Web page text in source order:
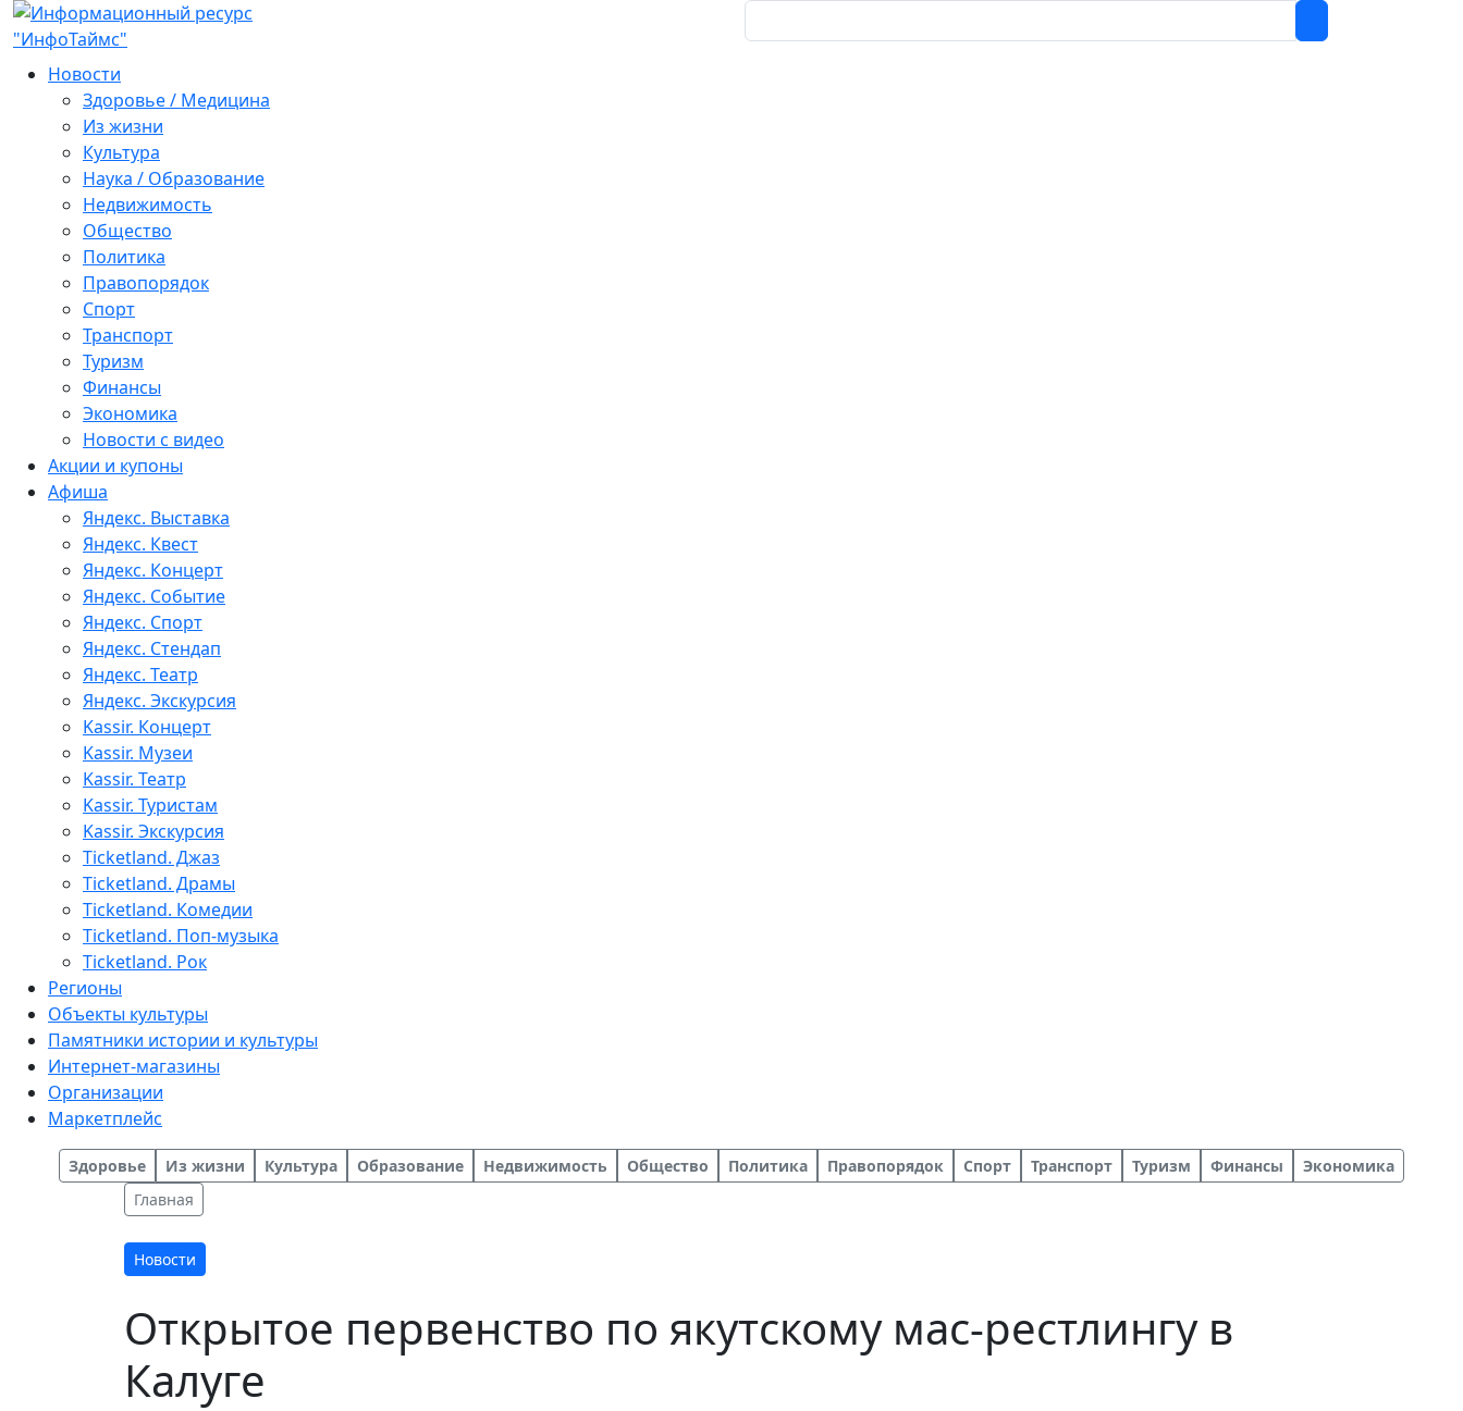
Новости
Здоровье / Медицина
Из жизни
Культура
Наука / Образование
Недвижимость
Общество
Политика
Правопорядок
Спорт
Транспорт
Туризм
Финансы
Экономика
Новости с видео
Акции и купоны
Афиша
Яндекс. Выставка
Яндекс. Квест
Яндекс. Концерт
Яндекс. Событие
Яндекс. Спорт
Яндекс. Стендап
Яндекс. Театр
Яндекс. Экскурсия
Kassir. Концерт
Kassir. Музеи
Kassir. Театр
Kassir. Туристам
Kassir. Экскурсия
Ticketland. Джаз
Ticketland. Драмы
Ticketland. Комедии
Ticketland. Поп-музыка
Ticketland. Рок
Регионы
Объекты культуры
Памятники истории и культуры
Интернет-магазины
Организации
Маркетплейс
Здоровье Из жизни Культура Образование Недвижимость Общество Политика Правопорядок Спорт Транспорт Туризм Финансы
Экономика
Главная
Новости
Открытое первенство по якутскому мас-рестлингу в
Калуге